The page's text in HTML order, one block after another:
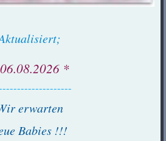
*
erwarten
Babies !!!